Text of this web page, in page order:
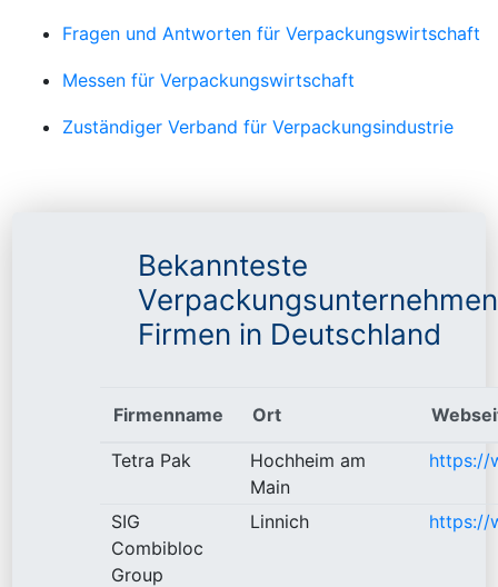
Fragen und Antworten für Verpackungswirtschaft
Messen für Verpackungswirtschaft
Zuständiger Verband für Verpackungsindustrie
Bekannteste
Verpackungsunternehmen
Firmen in Deutschland
Firmenname Ort
Tetra Pak
Hochheim am
Main
https://
SIG
Combibloc
Group
Linnich https://